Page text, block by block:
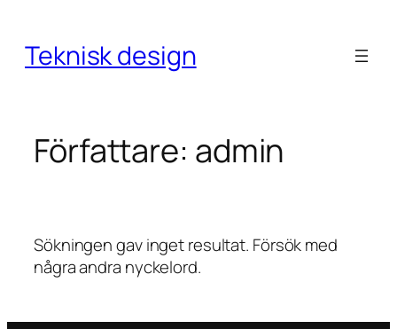
innehåll
Teknisk design
Författare: admin
Sökningen gav inget resultat. Försök med
några andra nyckelord.